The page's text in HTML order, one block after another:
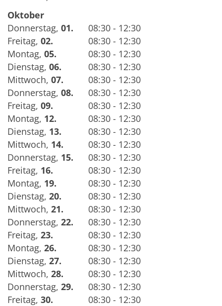
Oktober
Donnerstag, 01.
08:30 - 12:30
Freitag, 02.
08:30 - 12:30
Montag, 05.
08:30 - 12:30
Dienstag, 06.
08:30 - 12:30
Mittwoch, 07.
08:30 - 12:30
Donnerstag, 08.
08:30 - 12:30
Freitag, 09.
08:30 - 12:30
Montag, 12.
08:30 - 12:30
Dienstag, 13.
08:30 - 12:30
Mittwoch, 14.
08:30 - 12:30
Donnerstag, 15.
08:30 - 12:30
Freitag, 16.
08:30 - 12:30
Montag, 19.
08:30 - 12:30
Dienstag, 20.
08:30 - 12:30
Mittwoch, 21.
08:30 - 12:30
Donnerstag, 22.
08:30 - 12:30
Freitag, 23.
08:30 - 12:30
Montag, 26.
08:30 - 12:30
Dienstag, 27.
08:30 - 12:30
Mittwoch, 28.
08:30 - 12:30
Donnerstag, 29.
08:30 - 12:30
Freitag, 30.
08:30 - 12:30